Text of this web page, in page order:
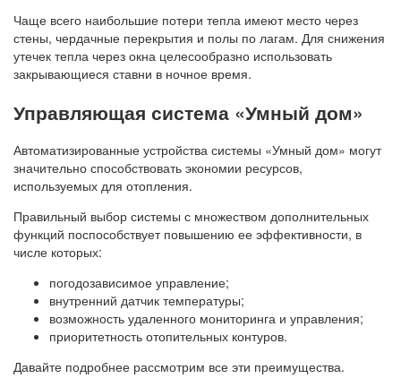
Чаще всего наибольшие потери тепла имеют место через
стены, чердачные перекрытия и полы по лагам. Для снижения
утечек тепла через окна целесообразно использовать
закрывающиеся ставни в ночное время.
Управляющая система «Умный дом»
Автоматизированные устройства системы «Умный дом» могут
значительно способствовать экономии ресурсов,
используемых для отопления.
Правильный выбор системы с множеством дополнительных
функций поспособствует повышению ее эффективности, в
числе которых:
погодозависимое управление;
внутренний датчик температуры;
возможность удаленного мониторинга и управления;
приоритетность отопительных контуров.
Давайте подробнее рассмотрим все эти преимущества.